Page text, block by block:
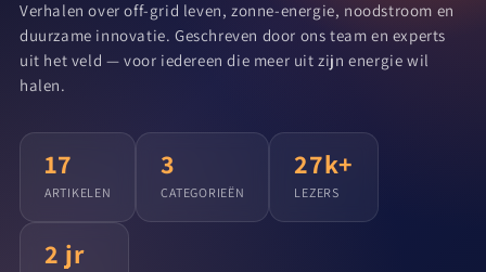
Verhalen over off-grid leven, zonne-energie, noodstroom en
duurzame innovatie. Geschreven door ons team en experts
uit het veld — voor iedereen die meer uit zijn energie wil
halen.
17
ARTIKELEN
3
CATEGORIEËN
27k+
LEZERS
2 jr